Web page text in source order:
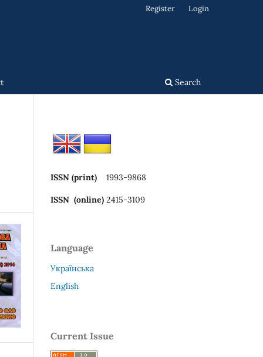
Search
Register Login
ISSN (print) 1993-9868
ISSN (online) 2415-3109
Language
Українська
English
Current Issue